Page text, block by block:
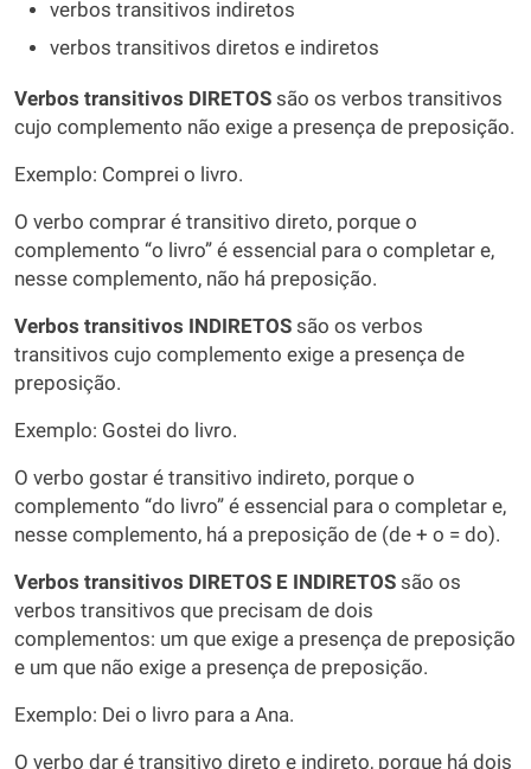
verbos transitivos indiretos
verbos transitivos diretos e indiretos
Verbos transitivos DIRETOS são os verbos transitivos
cujo complemento não exige a presença de preposição.
Exemplo: Comprei o livro.
O verbo comprar é transitivo direto, porque o
complemento “o livro” é essencial para o completar e,
nesse complemento, não há preposição.
Verbos transitivos INDIRETOS são os verbos
transitivos cujo complemento exige a presença de
preposição.
Exemplo: Gostei do livro.
O verbo gostar é transitivo indireto, porque o
complemento “do livro” é essencial para o completar e,
nesse complemento, há a preposição de (de + o = do).
Verbos transitivos DIRETOS E INDIRETOS são os
verbos transitivos que precisam de dois
complementos: um que exige a presença de preposição
e um que não exige a presença de preposição.
Exemplo: Dei o livro para a Ana.
O verbo dar é transitivo direto e indireto, porque há dois